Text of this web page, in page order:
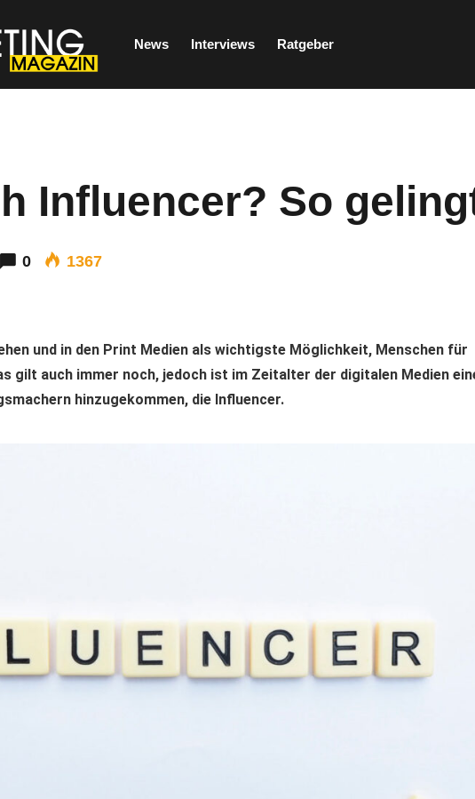
News Interviews Ratgeber
Influencer? So
0 1367
und in den Print Medien als wichtigste Möglichkeit, Menschen für
gilt auch immer noch, jedoch ist im Zeitalter der digitalen Medien
hinzugekommen, die Influencer.